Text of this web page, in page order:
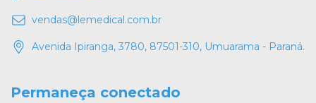
vendas@lemedical.com.br
Avenida Ipiranga, 3780, 87501-310, Umuarama - Paraná.
Permaneça conectado